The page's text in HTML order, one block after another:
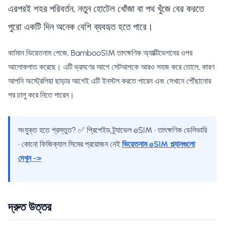
এরপরই শহর পরিবর্তন, নতুন হোটেল খোঁজা বা পথ খুঁজে বের করতে
পুরো একটি দিন অনেক বেশি ব্যবহৃত হতে পারে।
বর্তমান ভিয়েতনাম পেজে, BambooSIM তাৎক্ষণিক অ্যাক্টিভেশনের ওপর
আলোকপাত করেছে। এটি ভ্রমণের আগে সেটআপকে আরও সহজ করে তোলে, কারণ
আপনি অস্ট্রেলিয়া ছাড়ার আগেই এটি ইনস্টল করতে পারেন এবং সেখানে পৌঁছানোর
পর চালু করে নিতে পারেন।
সংযুক্ত হতে প্রস্তুত? ✅ প্রিপেইড ট্র্যাভেল eSIM • তাৎক্ষণিক ডেলিভারি
• কোনো ফিজিক্যাল সিমের প্রয়োজন নেই ভিয়েতনাম eSIM প্ল্যানগুলো
দেখুন ->
দ্রুত উত্তর